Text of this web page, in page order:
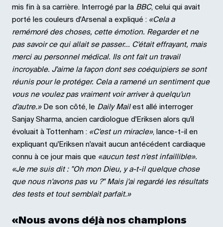
mis fin à sa carrière. Interrogé par la BBC, celui qui avait
porté les couleurs d'Arsenal a expliqué : «Cela a
remémoré des choses, cette émotion. Regarder et ne
pas savoir ce qui allait se passer... C'était effrayant, mais
merci au personnel médical. Ils ont fait un travail
incroyable. J'aime la façon dont ses coéquipiers se sont
réunis pour le protéger. Cela a ramené un sentiment que
vous ne voulez pas vraiment voir arriver à quelqu'un
d'autre.» De son côté, le Daily Mailest allé interroger
Sanjay Sharma, ancien cardiologue d'Eriksen alors qu'il
évoluait à Tottenham : «C'est un miracle», lance-t-il en
expliquant qu'Eriksen n'avait aucun antécédent cardiaque
connu à ce jour mais que «aucun test n'est infaillible».
«Je me suis dit : "Oh mon Dieu, y a-t-il quelque chose
que nous n'avons pas vu ?" Mais j'ai regardé les résultats
des tests et tout semblait parfait.»
«Nous avons déjà nos champions